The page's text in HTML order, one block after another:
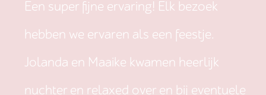
Een super fijne ervaring! Elk bezoek
hebben we ervaren als een feestje.
Jolanda en Maaike kwamen heerlijk
nuchter en relaxed over en bij eventuele